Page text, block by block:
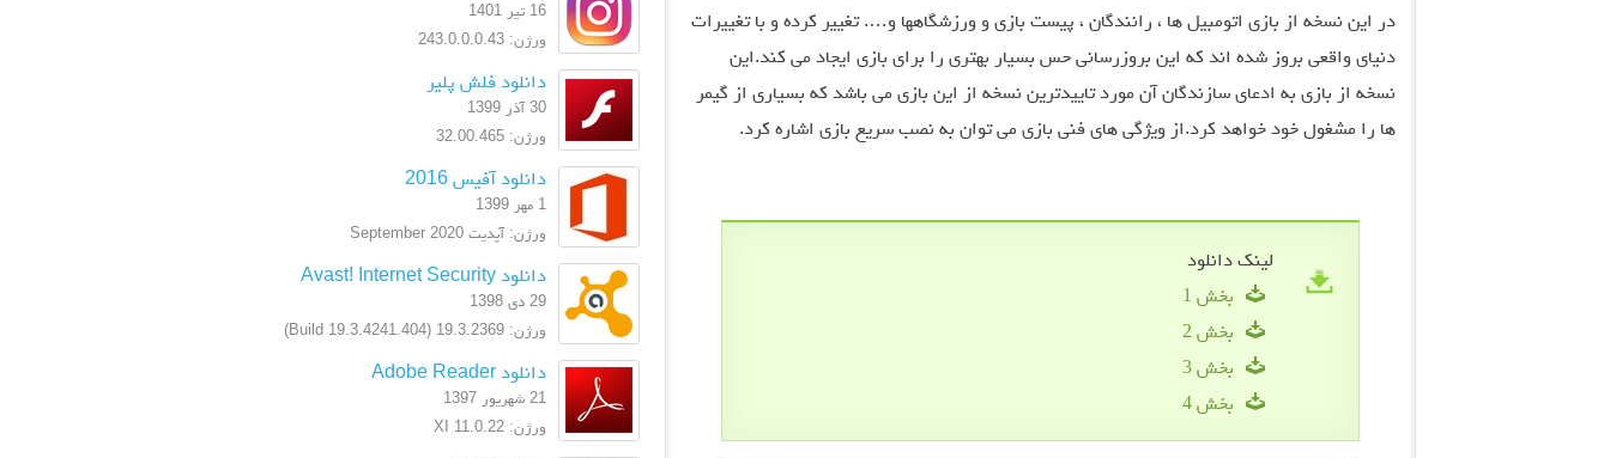
در این نسخه از بازی اتومبیل ها ، رانندگان ، پیست بازی و ورزشگاهها و…. تغییر کرده و با تغییرات
دنیای واقعی بروز شده اند که این بروزرسانی حس بسیار بهتری را برای بازی ایجاد می کند.این
نسخه از بازی به ادعای سازندگان آن مورد تاییدترین نسخه از این بازی می باشد که بسیاری از گیمر
ها را مشغول خود خواهد کرد.از ویژگی های فنی بازی می توان به نصب سریع بازی اشاره کرد.
لینک دانلود
بخش 1
بخش 2
بخش 3
بخش 4
16 تیر 1401
ورژن: 243.0.0.0.43
دانلود فلش پلیر
30 آذر 1399
ورژن: 32.00.465
دانلود آفیس 2016
1 مهر 1399
ورژن: آپدیت September 2020
دانلود Avast! Internet Security
29 دی 1398
ورژن: 19.3.2369 (Build 19.3.4241.404)
دانلود Adobe Reader
21 شهریور 1397
ورژن: XI 11.0.22